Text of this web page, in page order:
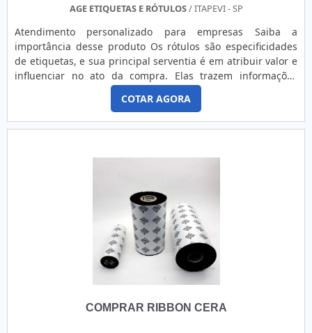
mas que mostram o comprometimento da empresa com
demonstrar conhecimento e autoridade em sua área de
atuação. Os motivos pelos quais a Etiquetas ncora é líder
sempre que precisar de etiquetas de composição para
confecção:Comprometida com os
serviços; Responsável;Altamente
qualificada;Inovadora; Segura. REFERÊNCIA DE QUALIDADE
NO SEGMENTOSomente na Etiquetas ncora tem o que há
confecção. São diversas opções de itens oferecidos, como
responsável, características possíveis pelo fato de a
empresa ter escritório de alta qualidade onde são
realizadas as atividades e estrutura suficiente para atender
todas as demandas. Todos esses fatores, agregados a uma
equipe com colaboradores qualificados comercialmente e
tecnicamente para melhor atender os clientes e
trabalhadores de alta qualidade, fecham todo o ciclo de
entrega com excelência para toda a carteira de clientes.
AGE ETIQUETAS E RÓTULOS/ ITAPEVI - SP
Atendimento personalizado para empresas Saiba a
importância desse produto Os rótulos são especificidades
de etiquetas, e sua principal serventia é em atribuir valor e
influenciar no ato da compra. Elas trazem informações
diversas e chamativas, a fim de tornar o produto mais
visível em meio a tantos outros no mercado. Os rótulos
adesivos para alimentos são específicos e sempre trazem
imagens de alimentos frescos, bonitos, que provoquem
COTAR AGORA
COMPRAR RIBBON CERA